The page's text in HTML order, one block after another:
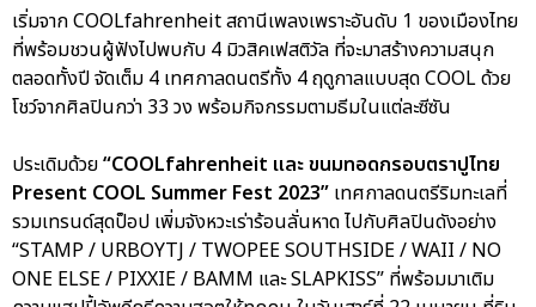
เริ่มจาก COOLfahrenheit สถานีเพลงเพราะอันดับ 1 ของเมืองไทย
ที่พร้อมชวนผู้ฟังไปพบกับ 4 มิวสิคเฟสติวัล ที่จะมาสร้างความสนุก
ตลอดทั้งปี จัดเต็ม 4 เทศกาลดนตรีทั้ง 4 ฤดูกาลแบบสุด COOL ด้วย
โชว์จากศิลปินกว่า 33 วง พร้อมกิจกรรมตามธีมในแต่ละซีซัน
ประเดิมด้วย“COOLfahrenheit และ ขนมทอดกรอบตราปูไทย
Present COOL Summer Fest 2023” เทศกาลดนตรีริมทะเลที่
รวมเทรนด์สุดป็อป เพิ่มจังหวะเร่าร้อนลั่นหาด ไปกับศิลปินดังอย่าง
“STAMP / URBOYTJ / TWOPEE SOUTHSIDE / WAII / NO
ONE ELSE / PIXXIE / BAMM และ SLAPKISS” ที่พร้อมมาเติม